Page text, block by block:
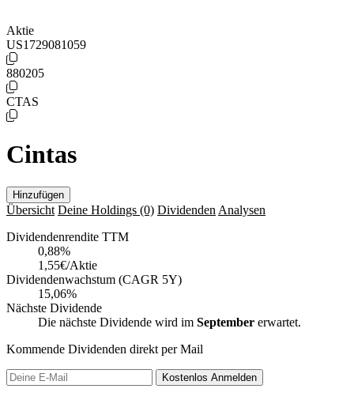
Aktie
US1729081059
880205
CTAS
Cintas
Hinzufügen
Übersicht Deine Holdings (0) Dividenden Analysen
Dividendenrendite TTM
0,88%
1,55€/Aktie
Dividendenwachstum (CAGR 5Y)
15,06%
Nächste Dividende
Die nächste Dividende wird im September erwartet.
Kommende Dividenden direkt per Mail
Kostenlos Anmelden